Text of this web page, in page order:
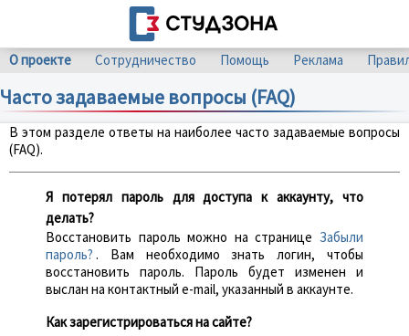
О проекте Сотрудничество Помощь Реклама
Часто задаваемые вопросы (FAQ)
В этом разделе ответы на наиболее часто задаваемые вопросы
(FAQ).
Я потерял пароль для доступа к аккаунту, что
делать?
Восстановить пароль можно на странице Забыли
пароль? . Вам необходимо знать логин, чтобы
восстановить пароль. Пароль будет изменен и
выслан на контактный e-mail, указанный в аккаунте.
Как зарегистрироваться на сайте?